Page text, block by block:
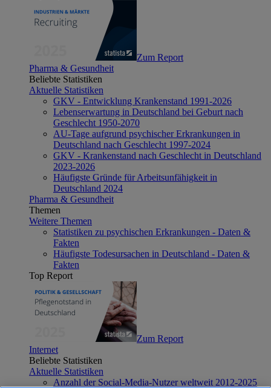
Zum Report
Pharma & Gesundheit
Beliebte Statistiken
Aktuelle Statistiken
GKV - Entwicklung Krankenstand 1991-2026
Lebenserwartung in Deutschland bei Geburt nach
Geschlecht 1950-2070
AU-Tage aufgrund psychischer Erkrankungen in
Deutschland nach Geschlecht 1997-2024
GKV - Krankenstand nach Geschlecht in Deutschland
2023-2026
Häufigste Gründe für Arbeitsunfähigkeit in
Deutschland 2024
Pharma & Gesundheit
Themen
Weitere Themen
Statistiken zu psychischen Erkrankungen - Daten &
Fakten
Häufigste Todesursachen in Deutschland - Daten &
Fakten
Top Report
Zum Report
Internet
Beliebte Statistiken
Aktuelle Statistiken
Anzahl der Social-Media-Nutzer weltweit 2012-2025